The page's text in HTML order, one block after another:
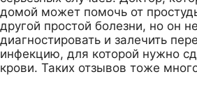
домой может помочь от
другой простой болезни, но он
диагностировать и залечить
инфекцию, для которой нужно
крови. Таких отзывов тоже